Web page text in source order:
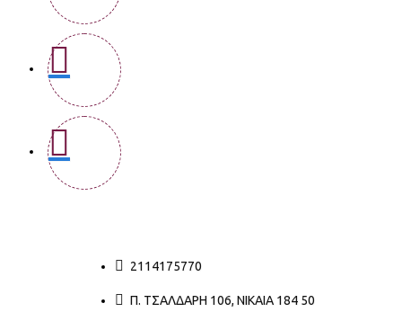
2114175770
Π. ΤΣΑΛΔΆΡΗ 106, ΝΊΚΑΙΑ 184 50